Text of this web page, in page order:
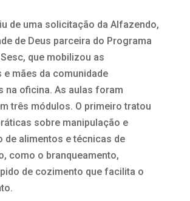
de uma solicitação da Alfazendo,
de Deus parceira do Programa
que mobilizou as
e mães da comunidade
na oficina. As aulas foram
três módulos. O primeiro tratou
sobre manipulação e
de alimentos e técnicas de
como o branqueamento,
de cozimento que facilita o